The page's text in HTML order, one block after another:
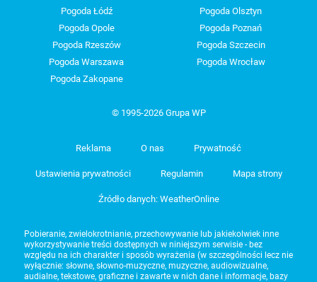
Pogoda Łódź
Pogoda Olsztyn
Pogoda Opole
Pogoda Poznań
Pogoda Rzeszów
Pogoda Szczecin
Pogoda Warszawa
Pogoda Wrocław
Pogoda Zakopane
© 1995-2026 Grupa WP
Reklama O nas Prywatność
Ustawienia prywatności Regulamin Mapa strony
Źródło danych: WeatherOnline
Pobieranie, zwielokrotnianie, przechowywanie lub jakiekolwiek inne
wykorzystywanie treści dostępnych w niniejszym serwisie - bez
względu na ich charakter i sposób wyrażenia (w szczególności lecz nie
wyłącznie: słowne, słowno-muzyczne, muzyczne, audiowizualne,
audialne, tekstowe, graficzne i zawarte w nich dane i informacje, bazy